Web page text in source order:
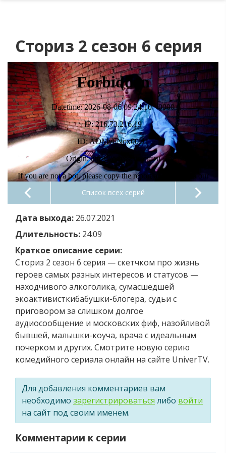
Сториз 2 сезон 6 серия
Список всех серий
Дата выхода: 26.07.2021
Длительность: 24:09
Краткое описание серии:
Сториз 2 сезон 6 серия — скетчком про жизнь
героев самых разных интересов и статусов —
находчивого алкоголика, сумасшедшей
экоактивисткибабушки-блогера, судьи с
приговором за слишком долгое
аудиосообщение и московских фиф, назойливой
бывшей, малышки-коуча, врача с идеальным
почерком и других. Смотрите новую серию
комедийного сериала онлайн на сайте UniverTV.
Для добавления комментариев вам
необходимо зарегистрироваться либо войти
на сайт под своим именем.
Комментарии к серии